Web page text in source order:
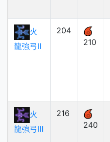
火
龍強弓Ⅱ
204
210
火
龍強弓Ⅲ
216
240